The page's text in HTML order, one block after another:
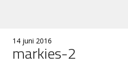
14 juni 2016
markies-2